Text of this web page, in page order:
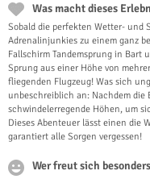
Was macht dieses
Sobald die perfekten Wetter- und
Adrenalinjunkies zu einem ganz
Fallschirm Tandemsprung in Bart
Sprung aus einer Höhe von
fliegenden Flugzeug! Was sich
unbeschreiblich an: Nachdem
schwindelerregende Höhen, um
Dieses Abenteuer lässt einen die
garantiert alle Sorgen vergessen!
Wer freut sich